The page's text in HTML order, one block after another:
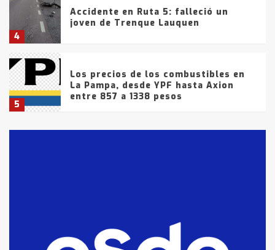
4
Accidente en Ruta 5: falleció un
joven de Trenque Lauquen
5
Los precios de los combustibles en
La Pampa, desde YPF hasta Axion
entre 857 a 1338 pesos
fueron detenidos por
comercialización de drogas en la
tarde del sábado